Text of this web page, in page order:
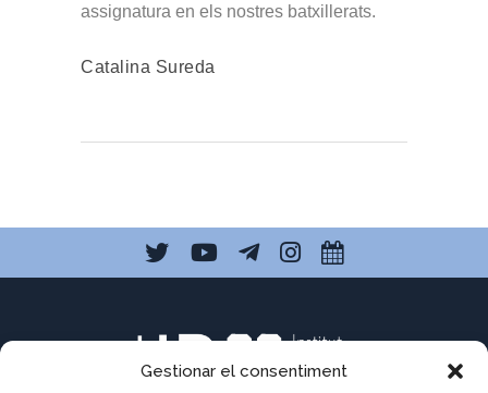
Gestionar el consentiment
assignatura en els nostres batxillerats.
Catalina Sureda